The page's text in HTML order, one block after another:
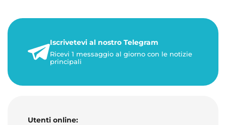
Iscrivetevi al nostro Telegram
Ricevi 1 messaggio al giorno con le notizie
principali
Utenti online: